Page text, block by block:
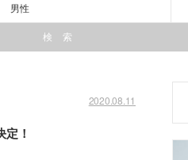
男性
2020.08.11
！